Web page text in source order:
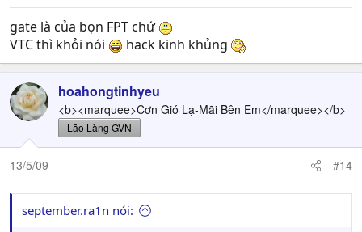
gate là của bọn FPT chứ
VTC thì khỏi nói
hack kinh khủng
hoahongtinhyeu
<b><marquee>Cơn Gió Lạ-Mãi Bên Em</marquee></b>
Lão Làng GVN
13/5/09 #14
september.ra1n nói: